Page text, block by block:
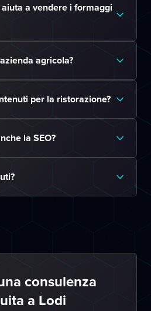
a vendere i formaggi
agricola?
per la ristorazione?
la SEO?
consulenza
a Lodi